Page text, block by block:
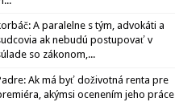
A paralelne s tým, advokáti a
ak nebudú postupovať v
so zákonom,...
Ak má byť doživotná renta pre
akýmsi ocenením jeho práce